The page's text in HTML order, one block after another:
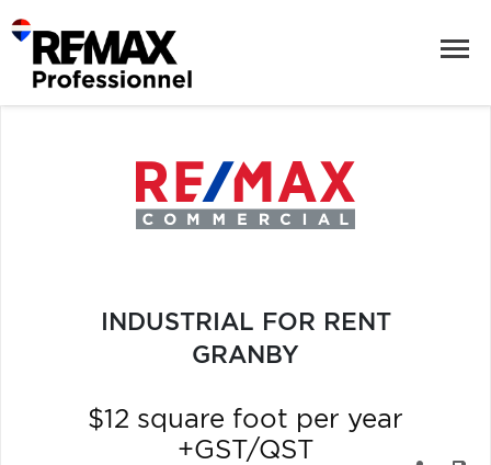
INDUSTRIAL FOR RENT
GRANBY
$12 square foot per year
+GST/QST